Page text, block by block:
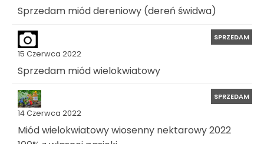
Sprzedam miód dereniowy (dereń świdwa)
15 Czerwca 2022
SPRZEDAM
Sprzedam miód wielokwiatowy
14 Czerwca 2022
SPRZEDAM
Miód wielokwiatowy wiosenny nektarowy 2022